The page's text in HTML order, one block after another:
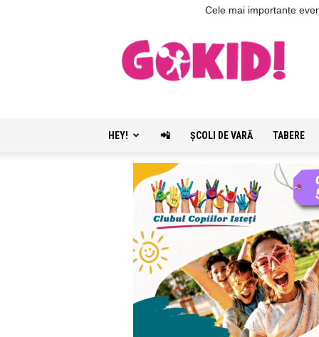
Cele mai importante
HEY! 📲 ŞCOLI DE VARĂ TABERE